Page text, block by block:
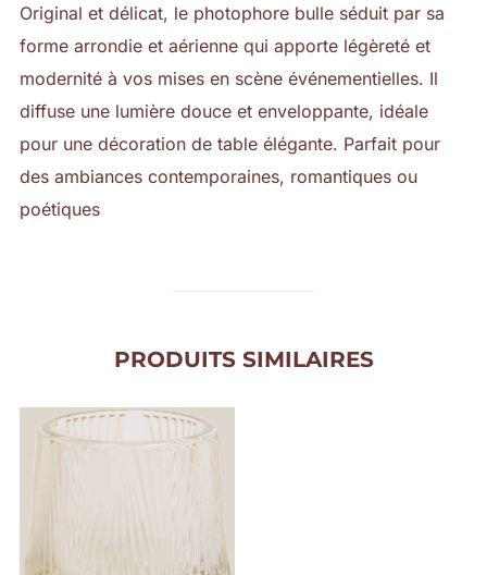
Original et délicat, le photophore bulle séduit par sa
forme arrondie et aérienne qui apporte légèreté et
modernité à vos mises en scène événementielles. Il
diffuse une lumière douce et enveloppante, idéale
pour une décoration de table élégante. Parfait pour
des ambiances contemporaines, romantiques ou
poétiques
PRODUITS SIMILAIRES